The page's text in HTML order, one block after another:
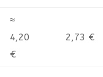
≈
4,20
€
2,73 €